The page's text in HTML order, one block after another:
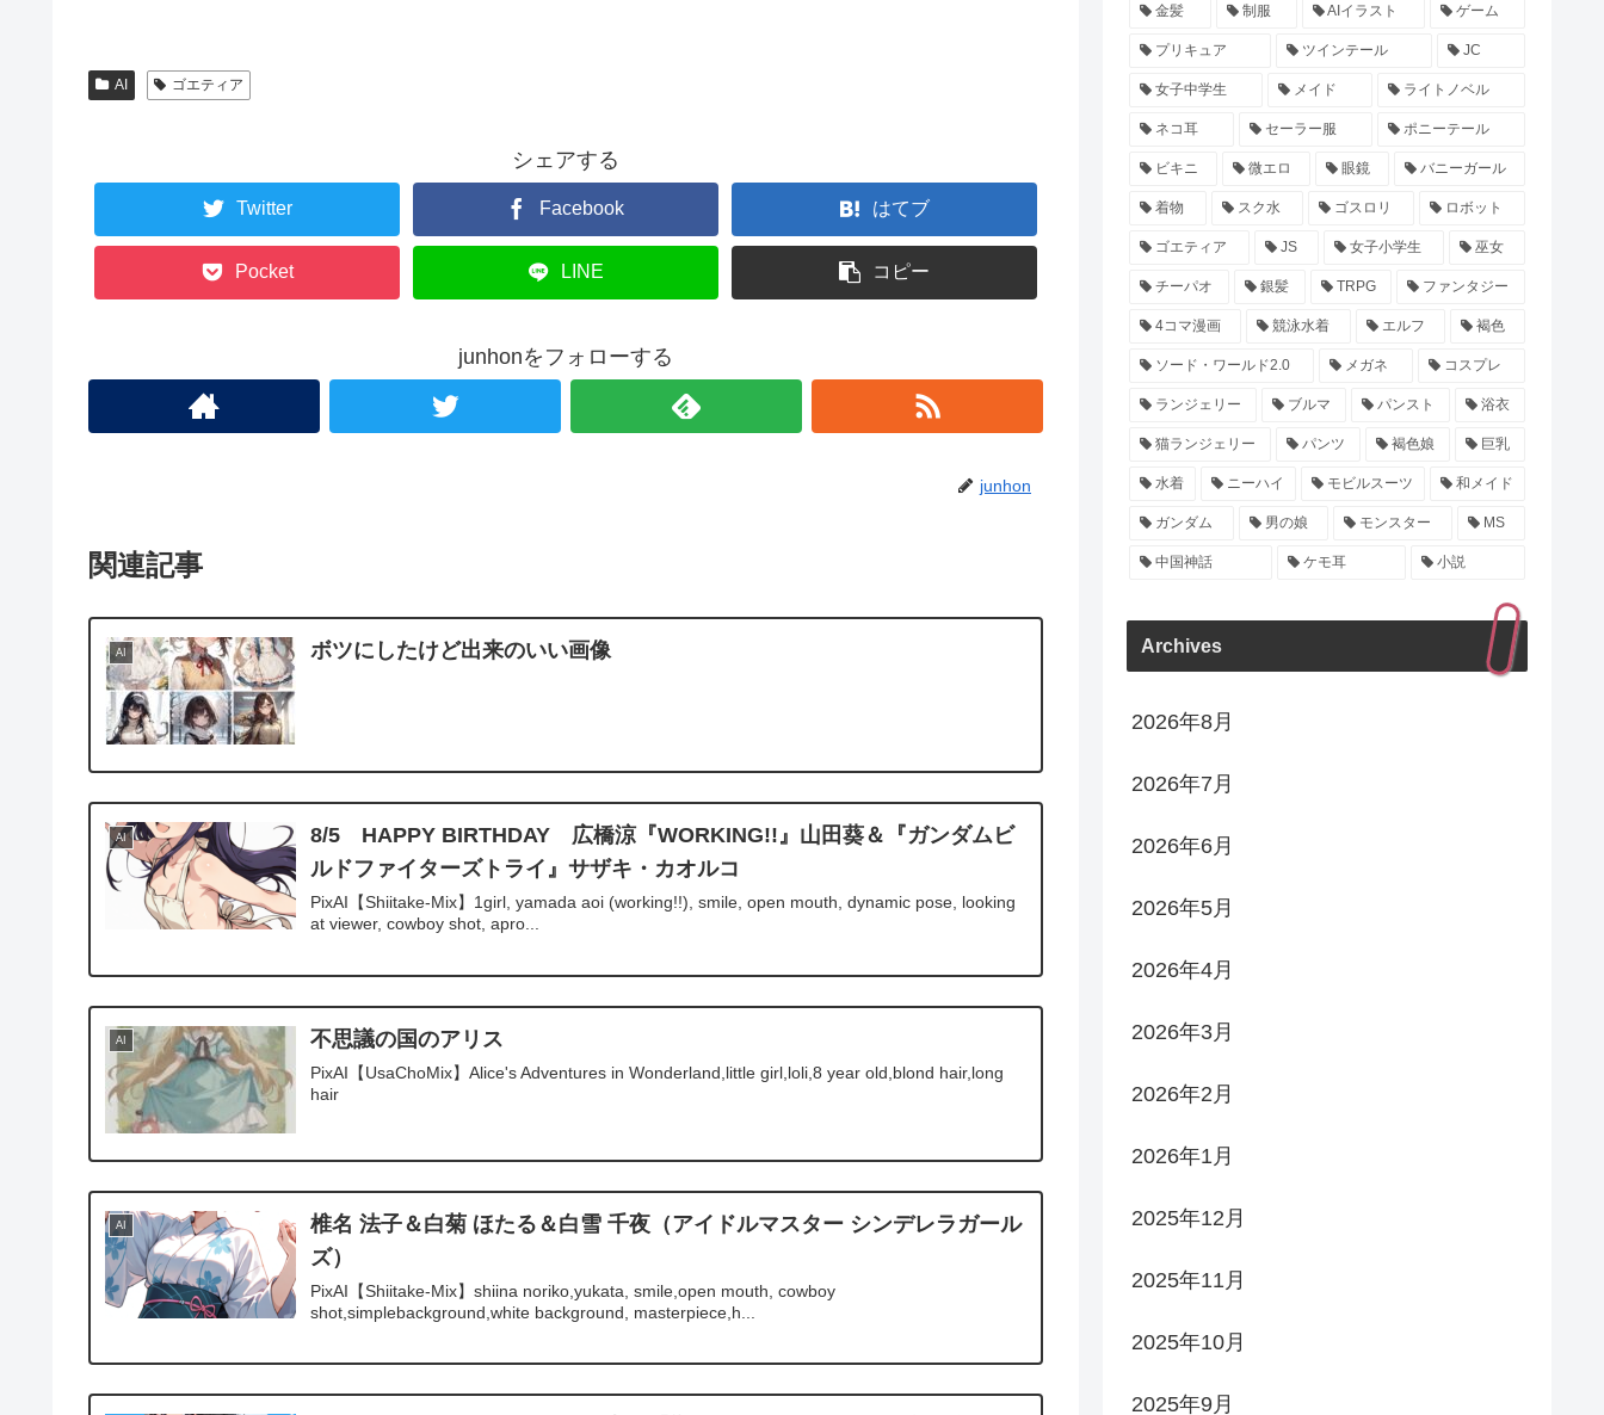
AI ゴエティア
シェアする
Twitter Facebook はてブ
Pocket LINE コピー
junhonをフォローする
junhon
関連記事
AI ボツにしたけど出来のいい画像
AI
8/5 HAPPY BIRTHDAY 広橋涼『WORKING!!』山田葵＆『ガンダムビ
ルドファイターズトライ』サザキ・カオルコ
PixAI【Shiitake-Mix】1girl, yamada aoi (working!!), smile, open mouth, dynamic pose, looking
at viewer, cowboy shot, apro...
AI 不思議の国のアリス
PixAI【UsaChoMix】Alice's Adventures in Wonderland,little girl,loli,8 year old,blond hair,long
hair
AI
椎名 法子＆白菊 ほたる＆白雪 千夜（アイドルマスター シンデレラガール
ズ）
PixAI【Shiitake-Mix】shiina noriko,yukata, smile,open mouth, cowboy
shot,simplebackground,white background, masterpiece,h...
金髪 制服 AIイラスト ゲーム
プリキュア ツインテール JC
女子中学生 メイド ライトノベル
ネコ耳 セーラー服 ポニーテール
ビキニ 微エロ 眼鏡 バニーガール
着物 スク水 ゴスロリ ロボット
ゴエティア JS 女子小学生 巫女
チーパオ 銀髪 TRPG ファンタジー
4コマ漫画 競泳水着 エルフ 褐色
ソード・ワールド2.0 メガネ コスプレ
ランジェリー ブルマ パンスト 浴衣
猫ランジェリー パンツ 褐色娘 巨乳
水着 ニーハイ モビルスーツ 和メイド
ガンダム 男の娘 モンスター MS
中国神話 ケモ耳 小説
Archives
2026年8月
2026年7月
2026年6月
2026年5月
2026年4月
2026年3月
2026年2月
2026年1月
2025年12月
2025年11月
2025年10月
2025年9月